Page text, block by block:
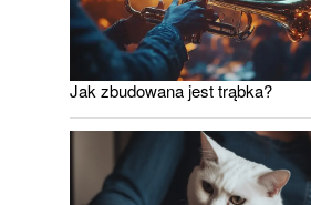
Jak zbudowana jest trąbka?